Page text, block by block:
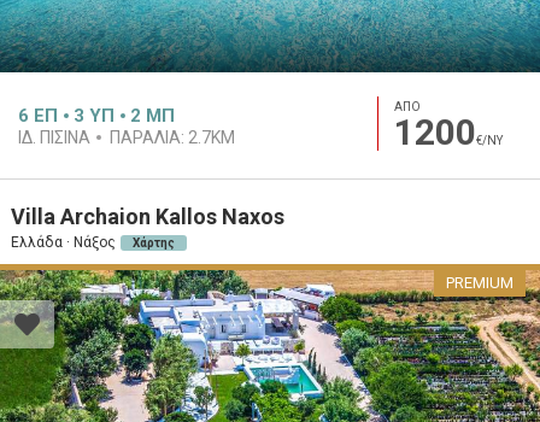
6 ΕΠ 3 ΥΠ 2 ΜΠ
ΙΔ. ΠΙΣΊΝΑ ΠΑΡΑΛΊΑ: 2.7KM
ΑΠΟ
1200€/ΝΥ
Villa Archaion Kallos Naxos
Ελλάδα · Νάξος Χάρτης
PREMIUM